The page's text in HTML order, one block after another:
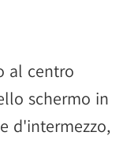
al centro
schermo in
d'intermezzo,